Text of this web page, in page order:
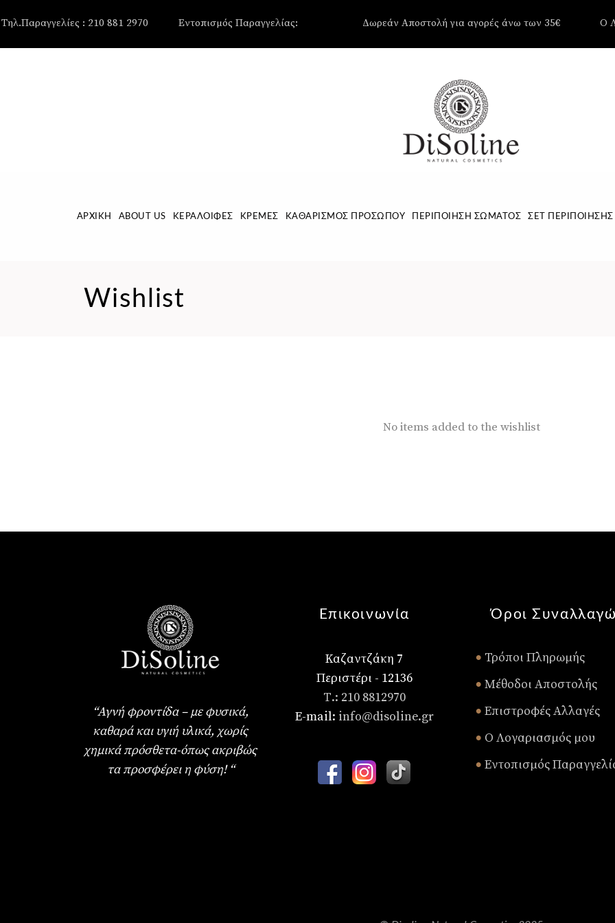
Τηλ.Παραγγελίες : 210 881 2970 Εντοπισμός Παραγγελίας: Δωρεάν Αποστολή για αγορές άνω των 35€ Ο
ΑΡΧΙΚΉ ABOUT US ΚΕΡΑΛΟΙΦΈΣ ΚΡΈΜΕΣ ΚΑΘΑΡΙΣΜΌΣ ΠΡΟΣΏΠΟΥ ΠΕΡΙΠΟΊΗΣΗ ΣΏΜΑΤΟΣ ΣΕΤ ΠΕΡΙΠΟΊΗΣΗΣ
Wishlist
No items added to the wishlist
“Αγνή φροντίδα – με φυσικά,
καθαρά και υγιή υλικά, χωρίς
χημικά πρόσθετα-όπως ακριβώς
τα προσφέρει η φύση! “
Επικοινωνία
Καζαντζάκη 7
Περιστέρι - 12136
Τ.: 210 8812970
E-mail: info@disoline.gr
Όροι
• Τρόποι Πληρωμής
• Μέθοδοι Αποστολής
• Επιστροφές Αλλαγές
• Ο Λογαριασμός μου
• Εντοπισμός